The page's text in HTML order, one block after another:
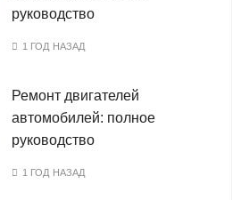
руководство
1 ГОД НАЗАД
Ремонт двигателей
автомобилей: полное
руководство
1 ГОД НАЗАД